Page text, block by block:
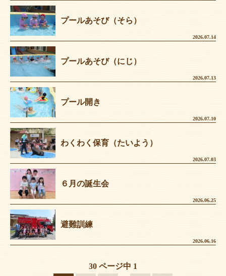
2026.07.14
プールあそび（そら）
2026.07.13
プールあそび（にじ）
2026.07.10
プール開き
2026.07.03
わくわく保育（たいよう）
2026.06.25
６月の誕生会
2026.06.16
避難訓練
30 ページ中 1